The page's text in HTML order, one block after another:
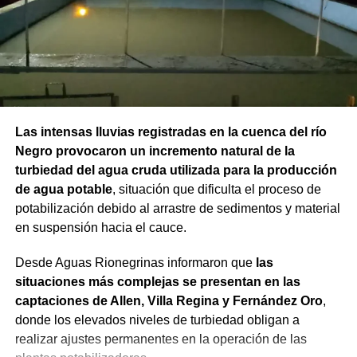
Las intensas lluvias registradas en la cuenca del río
Negro provocaron un incremento natural de la
turbiedad del agua cruda utilizada para la producción
de agua potable, situación que dificulta el proceso de
potabilización debido al arrastre de sedimentos y material
en suspensión hacia el cauce.
Desde Aguas Rionegrinas informaron que las
situaciones más complejas se presentan en las
captaciones de Allen, Villa Regina y Fernández Oro,
donde los elevados niveles de turbiedad obligan a
realizar ajustes permanentes en la operación de las